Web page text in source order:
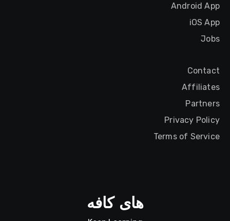
Android App
iOS App
Jobs
Contact
Affiliates
Partners
Privacy Policy
Terms of Service
های کافه